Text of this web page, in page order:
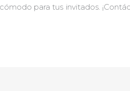
para tus invitados.